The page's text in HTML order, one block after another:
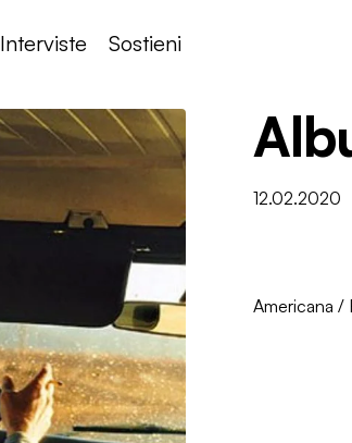
Interviste Sostieni
12.02.2020
Americana /